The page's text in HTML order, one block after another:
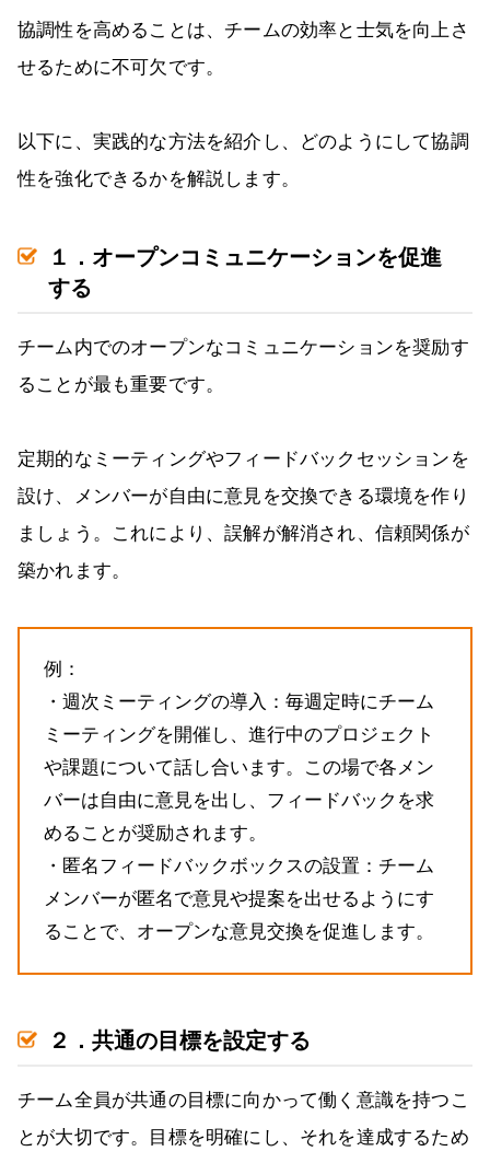
協調性を高めることは、チームの効率と士気を向上さ
せるために不可欠です。
以下に、実践的な方法を紹介し、どのようにして協調
性を強化できるかを解説します。
１．オープンコミュニケーションを促進
する
チーム内でのオープンなコミュニケーションを奨励す
ることが最も重要です。
定期的なミーティングやフィードバックセッションを
設け、メンバーが自由に意見を交換できる環境を作り
ましょう。これにより、誤解が解消され、信頼関係が
築かれます。
例：
・週次ミーティングの導入：毎週定時にチーム
ミーティングを開催し、進行中のプロジェクト
や課題について話し合います。この場で各メン
バーは自由に意見を出し、フィードバックを求
めることが奨励されます。
・匿名フィードバックボックスの設置：チーム
メンバーが匿名で意見や提案を出せるようにす
ることで、オープンな意見交換を促進します。
２．共通の目標を設定する
チーム全員が共通の目標に向かって働く意識を持つこ
とが大切です。目標を明確にし、それを達成するため